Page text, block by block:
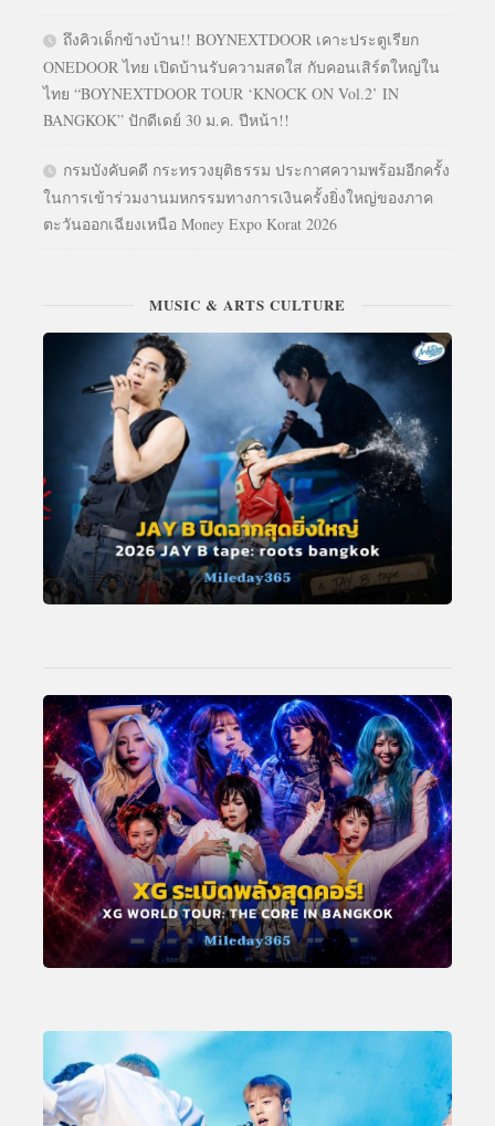
ถึงคิวเด็กข้างบ้าน!! BOYNEXTDOOR เคาะประตูเรียก
ONEDOOR ไทย เปิดบ้านรับความสดใส กับคอนเสิร์ตใหญ่ใน
ไทย “BOYNEXTDOOR TOUR ‘KNOCK ON Vol.2’ IN
BANGKOK” ปักดีเดย์ 30 ม.ค. ปีหน้า!!
กรมบังคับคดี กระทรวงยุติธรรม ประกาศความพร้อมอีกครั้ง
ในการเข้าร่วมงานมหกรรมทางการเงินครั้งยิ่งใหญ่ของภาค
ตะวันออกเฉียงเหนือ Money Expo Korat 2026
MUSIC & ARTS CULTURE